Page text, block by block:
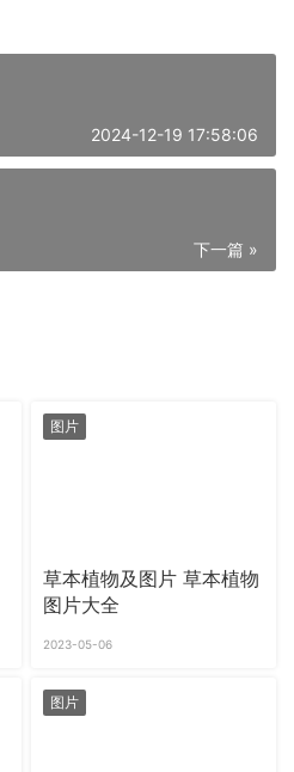
2024-12-19 17:58:06
下一篇 »
图片
草本植物及图片 草本植物
图片大全
2023-05-06
图片